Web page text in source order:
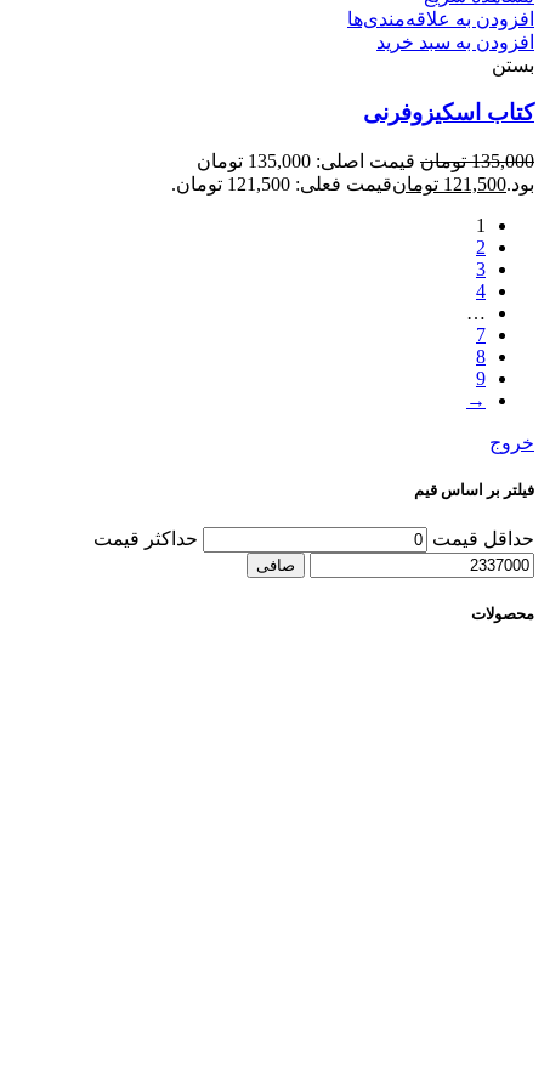
افزودن به علاقه‌مندی‌ها
افزودن به سبد خرید
بستن
کتاب اسکیزوفرنی
135,000 تومان
قیمت اصلی: 135,000 تومان
بود.121,500 تومانقیمت فعلی: 121,500 تومان.
1
2
3
4
…
7
8
9
→
خروج
فیلتر بر اساس قیم
حداقل قیمت حداكثر قيمت
صافی
محصولات